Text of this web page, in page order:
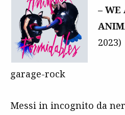
– WE
2023)
garage-rock
Messi in incognito da